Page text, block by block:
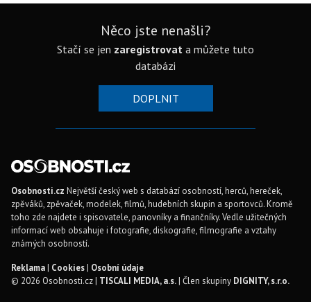
Něco jste nenašli?
Stačí se jen zaregistrovat a můžete tuto
databázi
DOPLNIT
Osobnosti.cz Největší český web s databází osobností, herců, hereček,
zpěváků, zpěvaček, modelek, filmů, hudebních skupin a sportovců. Kromě
toho zde najdete i spisovatele, panovníky a finančníky. Vedle užitečných
informací web obsahuje i fotografie, diskografie, filmografie a vztahy
známých osobností.
Reklama| Cookies| Osobní údaje
© 2026 Osobnosti.cz | TISCALI MEDIA, a.s.| Člen skupiny DIGNITY, s.r.o.